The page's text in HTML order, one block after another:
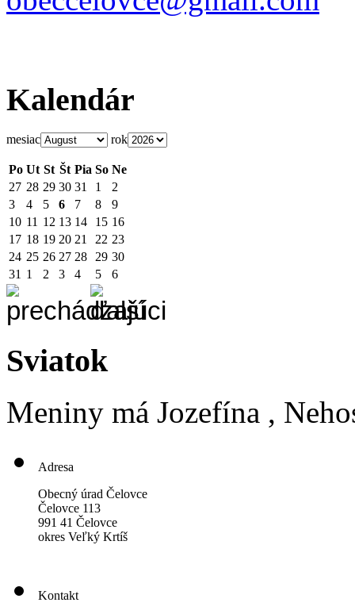
Kalendár
mesiac rok
Po Ut St Št Pia So Ne
27 28 29 30 31 1
2
3
4 5 6 7 8
9
10 11 12 13 14 15 16
17 18 19 20 21 22 23
24 25 26 27 28 29 30
31 1 2 3 4 5 6
Sviatok
Meniny má Jozefína ,
Adresa
Obecný úrad Čelovce
Čelovce 113
991 41 Čelovce
okres Veľký Krtíš
Kontakt